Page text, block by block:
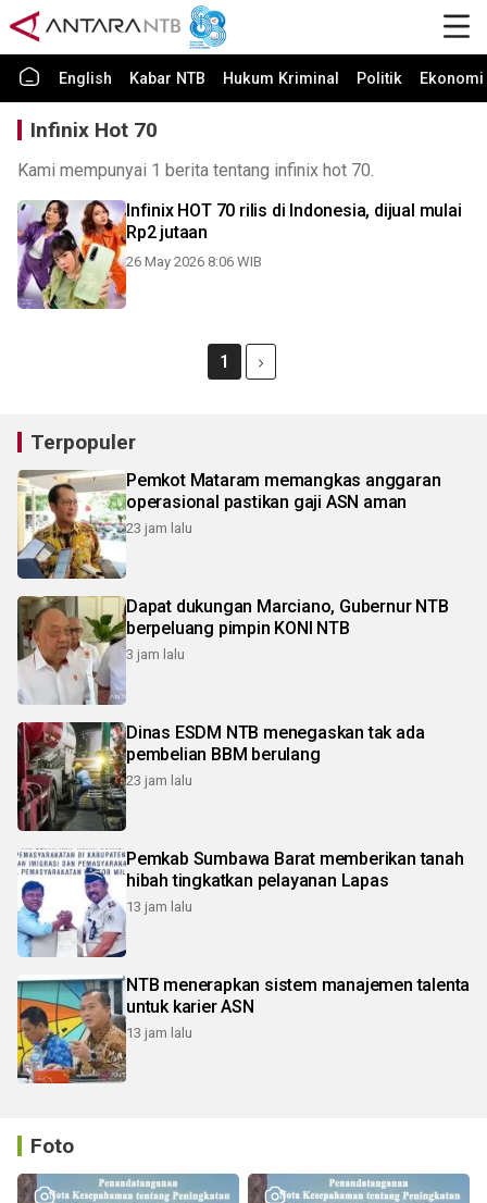
English Kabar NTB Hukum Kriminal Politik
Infinix Hot 70
Kami mempunyai 1 berita tentang infinix hot 70.
Infinix HOT 70 rilis di Indonesia, dijual mulai
Rp2 jutaan
26 May 2026 8:06 WIB
1
Terpopuler
Pemkot Mataram memangkas anggaran
operasional pastikan gaji ASN aman
23 jam lalu
Dapat dukungan Marciano, Gubernur NTB
berpeluang pimpin KONI NTB
3 jam lalu
Dinas ESDM NTB menegaskan tak ada
pembelian BBM berulang
23 jam lalu
Pemkab Sumbawa Barat memberikan tanah
hibah tingkatkan pelayanan Lapas
13 jam lalu
NTB menerapkan sistem manajemen talenta
untuk karier ASN
13 jam lalu
Foto